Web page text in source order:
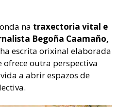
na traxectoria vital e
Begoña Caamaño,
escrita orixinal elaborada
outra perspectiva
a abrir espazos de